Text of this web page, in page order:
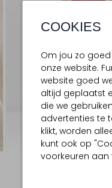
COOKIES
Om jou zo
onze website.
website goed
altijd geplaatst
die we
advertenties te
klikt, worden
kunt ook op
voorkeuren aan
Ontdek de look